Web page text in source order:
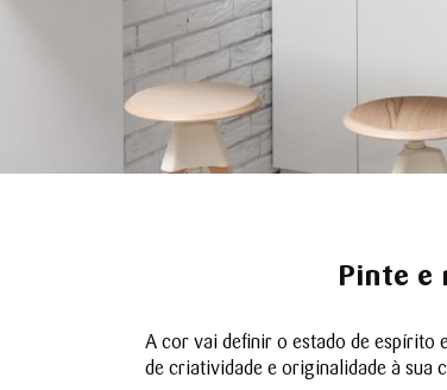
Pinte e
A cor vai definir o estado de espírito
de criatividade e originalidade à sua